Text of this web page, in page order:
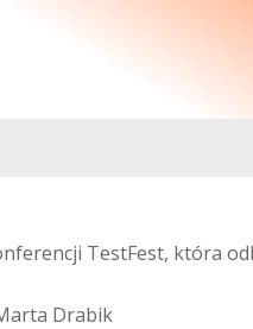
TestFest, która
Drabik